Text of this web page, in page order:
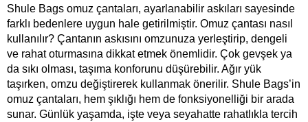
Shule Bags omuz çantaları, ayarlanabilir askıları sayesinde
farklı bedenlere uygun hale getirilmiştir. Omuz çantası nasıl
kullanılır? Çantanın askısını omzunuza yerleştirip, dengeli
ve rahat oturmasına dikkat etmek önemlidir. Çok gevşek ya
da sıkı olması, taşıma konforunu düşürebilir. Ağır yük
taşırken, omzu değiştirerek kullanmak önerilir. Shule Bags’in
omuz çantaları, hem şıklığı hem de fonksiyonelliği bir arada
sunar. Günlük yaşamda, işte veya seyahatte rahatlıkla tercih